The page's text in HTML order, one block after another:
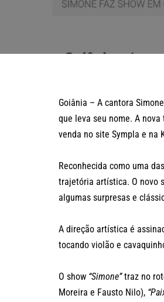
Goiânia – A cantora
que leva seu nome. A
venda no site Sympla e na
Reconhecida como uma
trajetória artística. O novo
algumas surpresas e
A direção artística é
tocando violão e
O show “Simone”traz no
Moreira e Fausto Nilo),